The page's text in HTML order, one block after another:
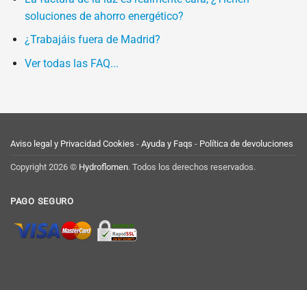
soluciones de ahorro energético?
¿Trabajáis fuera de Madrid?
Ver todas las FAQ...
Aviso legal y Privacidad Cookies - Ayuda y Faqs - Política de devoluciones
Copyright 2026 © Hydroflomen. Todos los derechos reservados.
PAGO SEGURO